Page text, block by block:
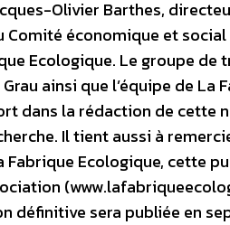
Olivier Barthes,
économique et social
Ecologique. Le groupe de
ainsi que l’équipe de La
dans la rédaction de cette
Il tient aussi à
Fabrique Ecologique, cette
définitive sera publiée en